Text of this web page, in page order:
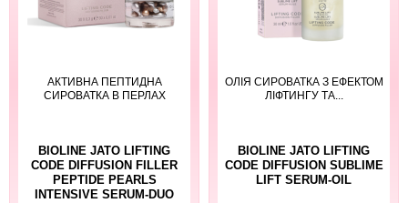
АКТИВНА ПЕПТИДНА
СИРОВАТКА В ПЕРЛАХ
BIOLINE JATO LIFTING
CODE DIFFUSION FILLER
PEPTIDE PEARLS
INTENSIVE SERUM-DUO
ОЛІЯ СИРОВАТКА З ЕФЕКТОМ
ЛІФТИНГУ ТА...
BIOLINE JATO LIFTING
CODE DIFFUSION SUBLIME
LIFT SERUM-OIL